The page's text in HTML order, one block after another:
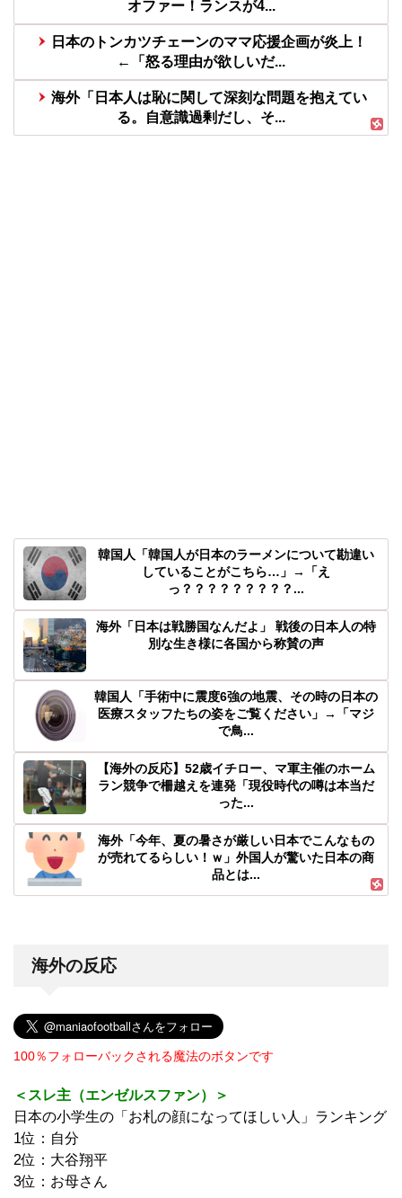
オファー！ランスが4...
日本のトンカツチェーンのママ応援企画が炎上！
←「怒る理由が欲しいだ...
海外「日本人は恥に関して深刻な問題を抱えてい
る。自意識過剰だし、そ...
韓国人「韓国人が日本のラーメンについて勘違い
していることがこちら…」→「え
っ？？？？？？？？？...
海外「日本は戦勝国なんだよ」 戦後の日本人の特
別な生き様に各国から称賛の声
韓国人「手術中に震度6強の地震、その時の日本の
医療スタッフたちの姿をご覧ください」→「マジ
で鳥...
【海外の反応】52歳イチロー、マ軍主催のホーム
ラン競争で柵越えを連発「現役時代の噂は本当だ
った...
海外「今年、夏の暑さが厳しい日本でこんなもの
が売れてるらしい！ｗ」外国人が驚いた日本の商
品とは...
海外の反応
100％フォローバックされる魔法のボタンです
＜スレ主（エンゼルスファン）＞
日本の小学生の「お札の顔になってほしい人」ランキング
1位：自分
2位：大谷翔平
3位：お母さん